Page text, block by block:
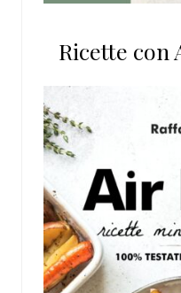
Ricette con